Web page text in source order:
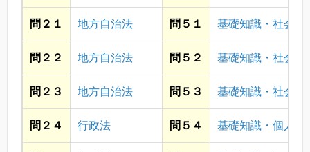
問２１ 地方自治法 問５１ 基礎知識・社会
問２２ 地方自治法 問５２ 基礎知識・社会
問２３ 地方自治法 問５３ 基礎知識・社会
問２４ 行政法 問５４ 基礎知識・個人情